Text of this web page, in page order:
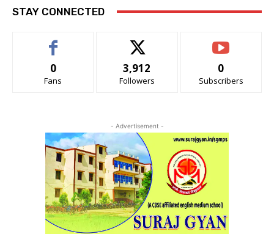
STAY CONNECTED
0
Fans
3,912
Followers
0
Subscribers
- Advertisement -